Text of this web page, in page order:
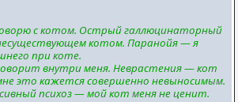
с котом. Острый галлюцинаторный
котом. Паранойя — я
при коте.
внутри меня. Неврастения — кот
это кажется совершенно невыносимым.
психоз — мой кот меня не ценит.